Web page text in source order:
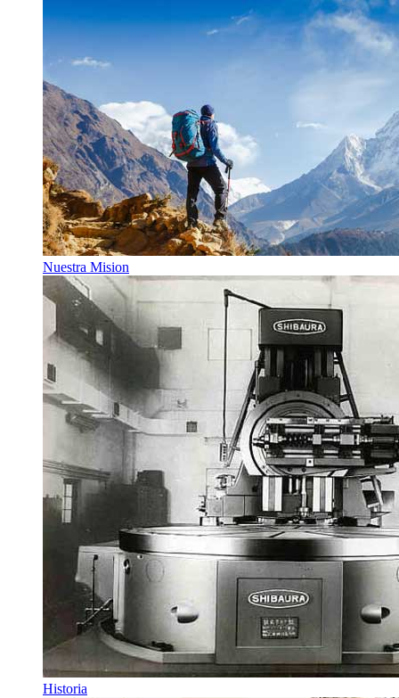
Nuestra Mision
Historia